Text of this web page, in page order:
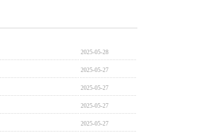
2025-05-28
2025-05-27
2025-05-27
2025-05-27
2025-05-27